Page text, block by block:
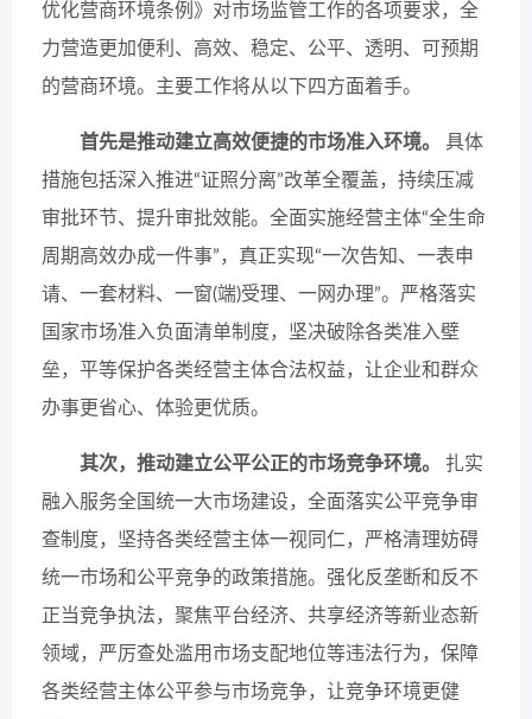
优化营商环境条例》对市场监管工作的各项要求，全
力营造更加便利、高效、稳定、公平、透明、可预期
的营商环境。主要工作将从以下四方面着手。
首先是推动建立高效便捷的市场准入环境。
具体
措施包括深入推进“证照分离”改革全覆盖，持续压减
审批环节、提升审批效能。全面实施经营主体“全生命
周期高效办成一件事”，真正实现“一次告知、一表申
请、一套材料、一窗(端)受理、一网办理”。严格落实
国家市场准入负面清单制度，坚决破除各类准入壁
垒，平等保护各类经营主体合法权益，让企业和群众
办事更省心、体验更优质。
其次，推动建立公平公正的市场竞争环境。
扎实
融入服务全国统一大市场建设，全面落实公平竞争审
查制度，坚持各类经营主体一视同仁，严格清理妨碍
统一市场和公平竞争的政策措施。强化反垄断和反不
正当竞争执法，聚焦平台经济、共享经济等新业态新
领域，严厉查处滥用市场支配地位等违法行为，保障
各类经营主体公平参与市场竞争，让竞争环境更健